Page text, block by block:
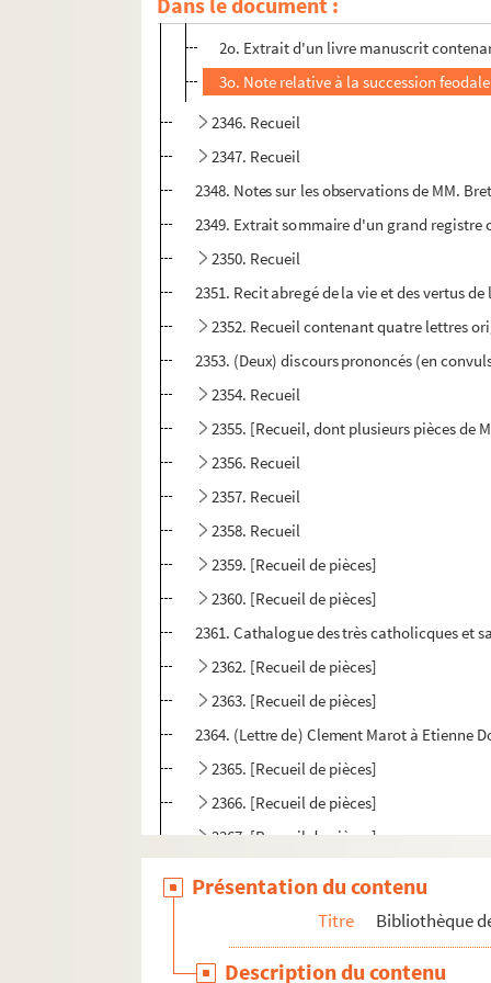
1o. Genealogie de Bernard Calonne
2o. Extrait d'un livre manuscrit
3o. Note relative à la succession
2346. Recueil
2347. Recueil
2348. Notes sur les observations de MM.
2349. Extrait sommaire d'un grand
2350. Recueil
2351. Recit abregé de la vie et des vertus
2352. Recueil contenant quatre lettres
2353. (Deux) discours prononcés (en
2354. Recueil
2355. [Recueil, dont plusieurs pièces de
2356. Recueil
2357. Recueil
2358. Recueil
2359. [Recueil de pièces]
2360. [Recueil de pièces]
2361. Cathalogue des très catholicques et
2362. [Recueil de pièces]
2363. [Recueil de pièces]
2364. (Lettre de) Clement Marot à Etienne
2365. [Recueil de pièces]
2366. [Recueil de pièces]
2367. [Recueil de pièces]
2371. Maniere d'etudier et d'enseigner les
Présentation du contenu
Titre Bibliothèque
Description du contenu